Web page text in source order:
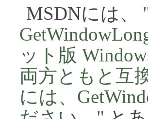
MSDNには、
ット版
両方ともと互
には、